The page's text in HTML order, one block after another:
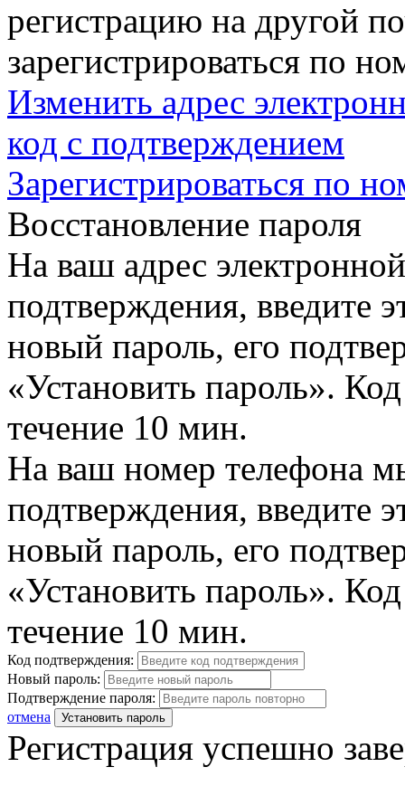
регистрацию на другой
зарегистрироваться по
Изменить адрес
код с подтверждением
Зарегистрироваться по
Восстановление пароля
На ваш адрес
подтверждения, введите
новый пароль, его
«Установить пароль».
течение 10 мин.
На ваш номер телефона
подтверждения, введите
новый пароль, его
«Установить пароль».
течение 10 мин.
Код подтверждения:
Новый пароль:
Подтверждение пароля:
отмена
Установить пароль
Регистрация успешно